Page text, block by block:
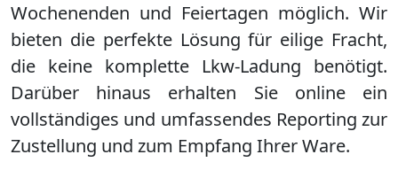
Wochenenden und Feiertagen möglich. Wir
bieten die perfekte Lösung für eilige Fracht,
die keine komplette Lkw-Ladung benötigt.
Darüber hinaus erhalten Sie online ein
vollständiges und umfassendes Reporting zur
Zustellung und zum Empfang Ihrer Ware.